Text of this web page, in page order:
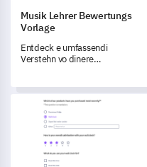
Musik Lehrer Bewertungs
Vorlage
Entdeck e umfassendi
Verstehn vo dinere
Musiklehrer
Bewertungsformular.
Workshop